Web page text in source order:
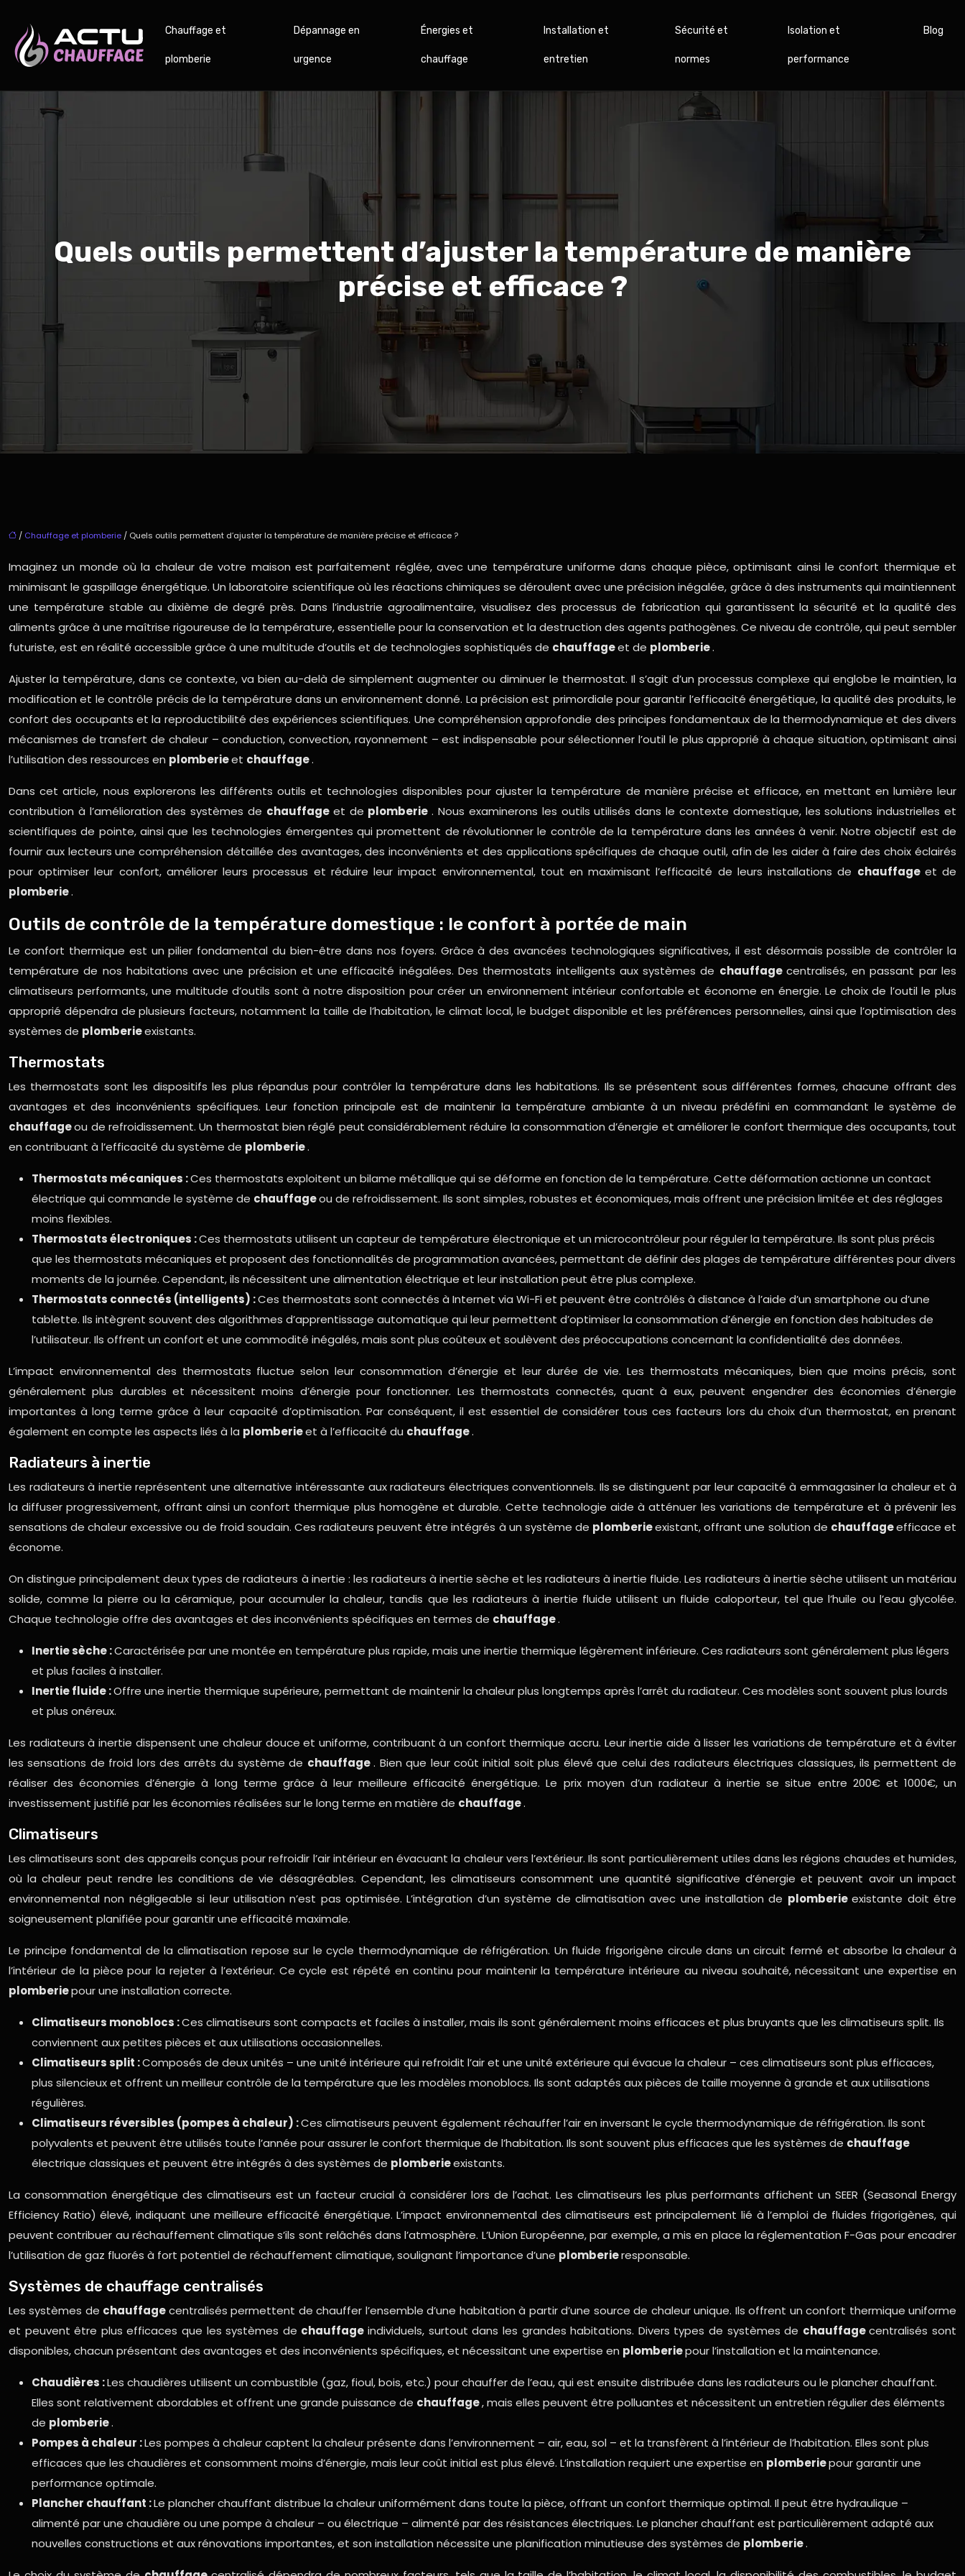
Chauffage et
plomberie
Dépannage en
urgence
Énergies et
chauffage
Installation et
entretien
Sécurité et
normes
Isolation et
performance
Blog
Quels outils permettent d’ajuster la température de manière
précise et efficace ?
/ Chauffage et plomberie / Quels outils permettent d’ajuster la température de manière précise et efficace ?
Imaginez un monde où la chaleur de votre maison est parfaitement réglée, avec une température uniforme dans chaque pièce, optimisant ainsi le confort thermique et
minimisant le gaspillage énergétique. Un laboratoire scientifique où les réactions chimiques se déroulent avec une précision inégalée, grâce à des instruments qui maintiennent
une température stable au dixième de degré près. Dans l’industrie agroalimentaire, visualisez des processus de fabrication qui garantissent la sécurité et la qualité des
aliments grâce à une maîtrise rigoureuse de la température, essentielle pour la conservation et la destruction des agents pathogènes. Ce niveau de contrôle, qui peut sembler
futuriste, est en réalité accessible grâce à une multitude d’outils et de technologies sophistiqués de chauffageet de plomberie.
Ajuster la température, dans ce contexte, va bien au-delà de simplement augmenter ou diminuer le thermostat. Il s’agit d’un processus complexe qui englobe le maintien, la
modification et le contrôle précis de la température dans un environnement donné. La précision est primordiale pour garantir l’efficacité énergétique, la qualité des produits, le
confort des occupants et la reproductibilité des expériences scientifiques. Une compréhension approfondie des principes fondamentaux de la thermodynamique et des divers
mécanismes de transfert de chaleur – conduction, convection, rayonnement – est indispensable pour sélectionner l’outil le plus approprié à chaque situation, optimisant ainsi
l’utilisation des ressources en plomberieet chauffage.
Dans cet article, nous explorerons les différents outils et technologies disponibles pour ajuster la température de manière précise et efficace, en mettant en lumière leur
contribution à l’amélioration des systèmes de chauffage et de plomberie. Nous examinerons les outils utilisés dans le contexte domestique, les solutions industrielles et
scientifiques de pointe, ainsi que les technologies émergentes qui promettent de révolutionner le contrôle de la température dans les années à venir. Notre objectif est de
fournir aux lecteurs une compréhension détaillée des avantages, des inconvénients et des applications spécifiques de chaque outil, afin de les aider à faire des choix éclairés
pour optimiser leur confort, améliorer leurs processus et réduire leur impact environnemental, tout en maximisant l’efficacité de leurs installations de chauffage et de
plomberie.
Outils de contrôle de la température domestique : le confort à portée de main
Le confort thermique est un pilier fondamental du bien-être dans nos foyers. Grâce à des avancées technologiques significatives, il est désormais possible de contrôler la
température de nos habitations avec une précision et une efficacité inégalées. Des thermostats intelligents aux systèmes de chauffage centralisés, en passant par les
climatiseurs performants, une multitude d’outils sont à notre disposition pour créer un environnement intérieur confortable et économe en énergie. Le choix de l’outil le plus
approprié dépendra de plusieurs facteurs, notamment la taille de l’habitation, le climat local, le budget disponible et les préférences personnelles, ainsi que l’optimisation des
systèmes de plomberieexistants.
Thermostats
Les thermostats sont les dispositifs les plus répandus pour contrôler la température dans les habitations. Ils se présentent sous différentes formes, chacune offrant des
avantages et des inconvénients spécifiques. Leur fonction principale est de maintenir la température ambiante à un niveau prédéfini en commandant le système de
chauffageou de refroidissement. Un thermostat bien réglé peut considérablement réduire la consommation d’énergie et améliorer le confort thermique des occupants, tout
en contribuant à l’efficacité du système de plomberie.
Thermostats mécaniques :Ces thermostats exploitent un bilame métallique qui se déforme en fonction de la température. Cette déformation actionne un contact
électrique qui commande le système de chauffageou de refroidissement. Ils sont simples, robustes et économiques, mais offrent une précision limitée et des réglages
moins flexibles.
Thermostats électroniques :Ces thermostats utilisent un capteur de température électronique et un microcontrôleur pour réguler la température. Ils sont plus précis
que les thermostats mécaniques et proposent des fonctionnalités de programmation avancées, permettant de définir des plages de température différentes pour divers
moments de la journée. Cependant, ils nécessitent une alimentation électrique et leur installation peut être plus complexe.
Thermostats connectés (intelligents) :Ces thermostats sont connectés à Internet via Wi-Fi et peuvent être contrôlés à distance à l’aide d’un smartphone ou d’une
tablette. Ils intègrent souvent des algorithmes d’apprentissage automatique qui leur permettent d’optimiser la consommation d’énergie en fonction des habitudes de
l’utilisateur. Ils offrent un confort et une commodité inégalés, mais sont plus coûteux et soulèvent des préoccupations concernant la confidentialité des données.
L’impact environnemental des thermostats fluctue selon leur consommation d’énergie et leur durée de vie. Les thermostats mécaniques, bien que moins précis, sont
généralement plus durables et nécessitent moins d’énergie pour fonctionner. Les thermostats connectés, quant à eux, peuvent engendrer des économies d’énergie
importantes à long terme grâce à leur capacité d’optimisation. Par conséquent, il est essentiel de considérer tous ces facteurs lors du choix d’un thermostat, en prenant
également en compte les aspects liés à la plomberieet à l’efficacité du chauffage.
Radiateurs à inertie
Les radiateurs à inertie représentent une alternative intéressante aux radiateurs électriques conventionnels. Ils se distinguent par leur capacité à emmagasiner la chaleur et à
la diffuser progressivement, offrant ainsi un confort thermique plus homogène et durable. Cette technologie aide à atténuer les variations de température et à prévenir les
sensations de chaleur excessive ou de froid soudain. Ces radiateurs peuvent être intégrés à un système de plomberieexistant, offrant une solution de chauffageefficace et
économe.
On distingue principalement deux types de radiateurs à inertie : les radiateurs à inertie sèche et les radiateurs à inertie fluide. Les radiateurs à inertie sèche utilisent un matériau
solide, comme la pierre ou la céramique, pour accumuler la chaleur, tandis que les radiateurs à inertie fluide utilisent un fluide caloporteur, tel que l’huile ou l’eau glycolée.
Chaque technologie offre des avantages et des inconvénients spécifiques en termes de chauffage.
Inertie sèche :Caractérisée par une montée en température plus rapide, mais une inertie thermique légèrement inférieure. Ces radiateurs sont généralement plus légers
et plus faciles à installer.
Inertie fluide :Offre une inertie thermique supérieure, permettant de maintenir la chaleur plus longtemps après l’arrêt du radiateur. Ces modèles sont souvent plus lourds
et plus onéreux.
Les radiateurs à inertie dispensent une chaleur douce et uniforme, contribuant à un confort thermique accru. Leur inertie aide à lisser les variations de température et à éviter
les sensations de froid lors des arrêts du système de chauffage. Bien que leur coût initial soit plus élevé que celui des radiateurs électriques classiques, ils permettent de
réaliser des économies d’énergie à long terme grâce à leur meilleure efficacité énergétique. Le prix moyen d’un radiateur à inertie se situe entre 200€ et 1000€, un
investissement justifié par les économies réalisées sur le long terme en matière de chauffage.
Climatiseurs
Les climatiseurs sont des appareils conçus pour refroidir l’air intérieur en évacuant la chaleur vers l’extérieur. Ils sont particulièrement utiles dans les régions chaudes et humides,
où la chaleur peut rendre les conditions de vie désagréables. Cependant, les climatiseurs consomment une quantité significative d’énergie et peuvent avoir un impact
environnemental non négligeable si leur utilisation n’est pas optimisée. L’intégration d’un système de climatisation avec une installation de plomberieexistante doit être
soigneusement planifiée pour garantir une efficacité maximale.
Le principe fondamental de la climatisation repose sur le cycle thermodynamique de réfrigération. Un fluide frigorigène circule dans un circuit fermé et absorbe la chaleur à
l’intérieur de la pièce pour la rejeter à l’extérieur. Ce cycle est répété en continu pour maintenir la température intérieure au niveau souhaité, nécessitant une expertise en
plomberiepour une installation correcte.
Climatiseurs monoblocs :Ces climatiseurs sont compacts et faciles à installer, mais ils sont généralement moins efficaces et plus bruyants que les climatiseurs split. Ils
conviennent aux petites pièces et aux utilisations occasionnelles.
Climatiseurs split :Composés de deux unités – une unité intérieure qui refroidit l’air et une unité extérieure qui évacue la chaleur – ces climatiseurs sont plus efficaces,
plus silencieux et offrent un meilleur contrôle de la température que les modèles monoblocs. Ils sont adaptés aux pièces de taille moyenne à grande et aux utilisations
régulières.
Climatiseurs réversibles (pompes à chaleur) :Ces climatiseurs peuvent également réchauffer l’air en inversant le cycle thermodynamique de réfrigération. Ils sont
polyvalents et peuvent être utilisés toute l’année pour assurer le confort thermique de l’habitation. Ils sont souvent plus efficaces que les systèmes de chauffage
électrique classiques et peuvent être intégrés à des systèmes de plomberieexistants.
La consommation énergétique des climatiseurs est un facteur crucial à considérer lors de l’achat. Les climatiseurs les plus performants affichent un SEER (Seasonal Energy
Efficiency Ratio) élevé, indiquant une meilleure efficacité énergétique. L’impact environnemental des climatiseurs est principalement lié à l’emploi de fluides frigorigènes, qui
peuvent contribuer au réchauffement climatique s’ils sont relâchés dans l’atmosphère. L’Union Européenne, par exemple, a mis en place la réglementation F-Gas pour encadrer
l’utilisation de gaz fluorés à fort potentiel de réchauffement climatique, soulignant l’importance d’une plomberieresponsable.
Systèmes de chauffage centralisés
Les systèmes de chauffagecentralisés permettent de chauffer l’ensemble d’une habitation à partir d’une source de chaleur unique. Ils offrent un confort thermique uniforme
et peuvent être plus efficaces que les systèmes de chauffageindividuels, surtout dans les grandes habitations. Divers types de systèmes de chauffagecentralisés sont
disponibles, chacun présentant des avantages et des inconvénients spécifiques, et nécessitant une expertise en plomberiepour l’installation et la maintenance.
Chaudières :Les chaudières utilisent un combustible (gaz, fioul, bois, etc.) pour chauffer de l’eau, qui est ensuite distribuée dans les radiateurs ou le plancher chauffant.
Elles sont relativement abordables et offrent une grande puissance de chauffage, mais elles peuvent être polluantes et nécessitent un entretien régulier des éléments
de plomberie.
Pompes à chaleur :Les pompes à chaleur captent la chaleur présente dans l’environnement – air, eau, sol – et la transfèrent à l’intérieur de l’habitation. Elles sont plus
efficaces que les chaudières et consomment moins d’énergie, mais leur coût initial est plus élevé. L’installation requiert une expertise en plomberiepour garantir une
performance optimale.
Plancher chauffant :Le plancher chauffant distribue la chaleur uniformément dans toute la pièce, offrant un confort thermique optimal. Il peut être hydraulique –
alimenté par une chaudière ou une pompe à chaleur – ou électrique – alimenté par des résistances électriques. Le plancher chauffant est particulièrement adapté aux
nouvelles constructions et aux rénovations importantes, et son installation nécessite une planification minutieuse des systèmes de plomberie.